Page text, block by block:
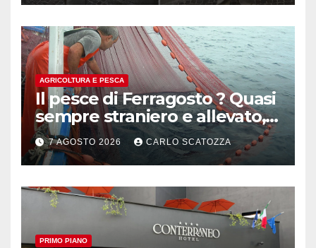
AGRICOLTURA E PESCA
Il pesce di Ferragosto ? Quasi
sempre straniero e allevato,
in sofferenza
7 AGOSTO 2026 CARLO SCATOZZA
PRIMO PIANO